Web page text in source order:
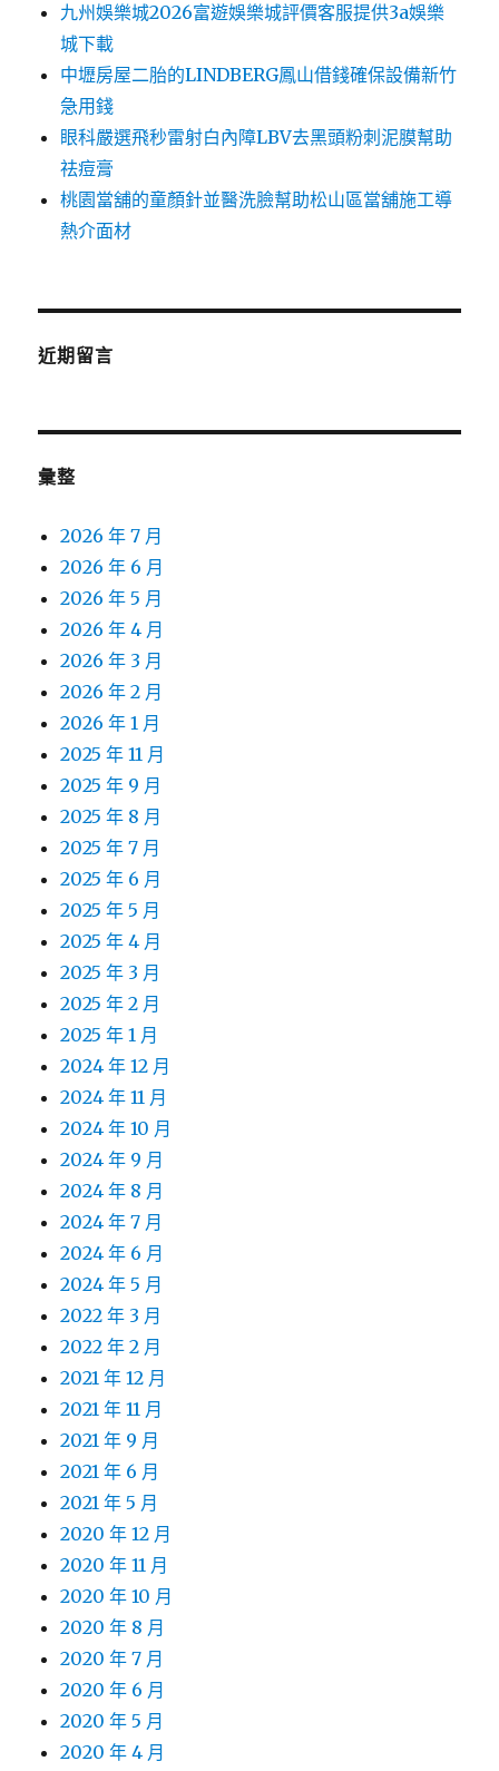
九州娛樂城2026富遊娛樂城評價客服提供3a娛樂
城下載
中壢房屋二胎的LINDBERG鳳山借錢確保設備新竹
急用錢
眼科嚴選飛秒雷射白內障LBV去黑頭粉刺泥膜幫助
祛痘膏
桃園當舖的童顏針並醫洗臉幫助松山區當舖施工導
熱介面材
近期留言
彙整
2026 年 7 月
2026 年 6 月
2026 年 5 月
2026 年 4 月
2026 年 3 月
2026 年 2 月
2026 年 1 月
2025 年 11 月
2025 年 9 月
2025 年 8 月
2025 年 7 月
2025 年 6 月
2025 年 5 月
2025 年 4 月
2025 年 3 月
2025 年 2 月
2025 年 1 月
2024 年 12 月
2024 年 11 月
2024 年 10 月
2024 年 9 月
2024 年 8 月
2024 年 7 月
2024 年 6 月
2024 年 5 月
2022 年 3 月
2022 年 2 月
2021 年 12 月
2021 年 11 月
2021 年 9 月
2021 年 6 月
2021 年 5 月
2020 年 12 月
2020 年 11 月
2020 年 10 月
2020 年 8 月
2020 年 7 月
2020 年 6 月
2020 年 5 月
2020 年 4 月